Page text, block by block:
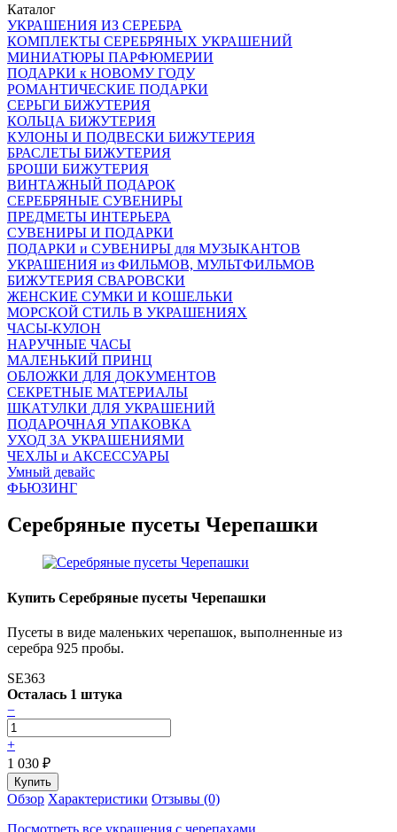
Каталог
УКРАШЕНИЯ ИЗ СЕРЕБРА
КОМПЛЕКТЫ СЕРЕБРЯНЫХ УКРАШЕНИЙ
МИНИАТЮРЫ ПАРФЮМЕРИИ
ПОДАРКИ к НОВОМУ ГОДУ
РОМАНТИЧЕСКИЕ ПОДАРКИ
СЕРЬГИ БИЖУТЕРИЯ
КОЛЬЦА БИЖУТЕРИЯ
КУЛОНЫ И ПОДВЕСКИ БИЖУТЕРИЯ
БРАСЛЕТЫ БИЖУТЕРИЯ
БРОШИ БИЖУТЕРИЯ
ВИНТАЖНЫЙ ПОДАРОК
СЕРЕБРЯНЫЕ СУВЕНИРЫ
ПРЕДМЕТЫ ИНТЕРЬЕРА
СУВЕНИРЫ И ПОДАРКИ
ПОДАРКИ и СУВЕНИРЫ для МУЗЫКАНТОВ
УКРАШЕНИЯ из ФИЛЬМОВ, МУЛЬТФИЛЬМОВ
БИЖУТЕРИЯ СВАРОВСКИ
ЖЕНСКИЕ СУМКИ И КОШЕЛЬКИ
МОРСКОЙ СТИЛЬ В УКРАШЕНИЯХ
ЧАСЫ-КУЛОН
НАРУЧНЫЕ ЧАСЫ
МАЛЕНЬКИЙ ПРИНЦ
ОБЛОЖКИ ДЛЯ ДОКУМЕНТОВ
СЕКРЕТНЫЕ МАТЕРИАЛЫ
ШКАТУЛКИ ДЛЯ УКРАШЕНИЙ
ПОДАРОЧНАЯ УПАКОВКА
УХОД ЗА УКРАШЕНИЯМИ
ЧEХЛЫ и АКСЕССУАРЫ
Умный девайс
ФЬЮЗИНГ
Серебряные пусеты Черепашки
Купить Серебряные пусеты Черепашки
Пусеты в виде маленьких черепашок, выполненные из
серебра 925 пробы.
SE363
Осталась 1 штука
−
+
1 030 ₽
Обзор Характеристики Отзывы (0)
Посмотреть все украшения с черепахами